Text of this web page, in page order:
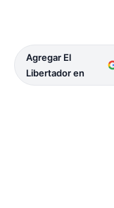
Agregar El
Libertador en